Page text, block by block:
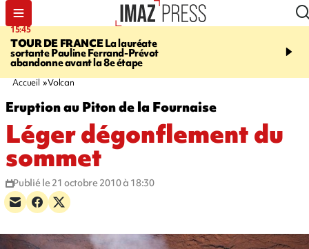
15:45
TOUR DE FRANCELa lauréate
sortante Pauline Ferrand-Prévot
abandonne avant la 8e étape
20:17
routière, concours de
Accueil Volcan
Eruption au Piton de la Fournaise
Léger dégonflement du
sommet
Publié le 21 octobre 2010 à 18:30